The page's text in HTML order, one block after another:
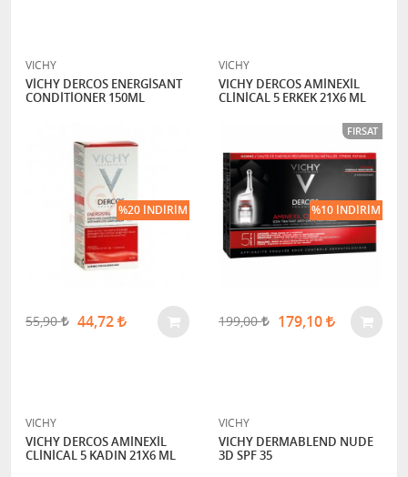
VICHY
VİCHY DERCOS ENERGİSANT
CONDİTİONER 150ML
55,90 44,72
%20 İNDIRIM
VICHY
VICHY DERCOS AMİNEXİL
CLİNİCAL 5 ERKEK 21X6 ML
FIRSAT
199,00 179,10
%10 İNDIRIM
VICHY
VICHY DERCOS AMİNEXİL
CLİNİCAL 5 KADIN 21X6 ML
VICHY
VICHY DERMABLEND NUDE
3D SPF 35